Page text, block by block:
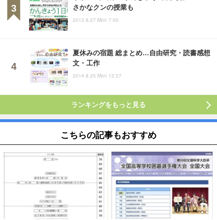
さかなクンの授業も
2012.8.27 Mon 7:00
夏休みの宿題 総まとめ…自由研究・読書感想
文・工作
2014.8.25 Mon 12:27
ランキングをもっと見る
こちらの記事もおすすめ